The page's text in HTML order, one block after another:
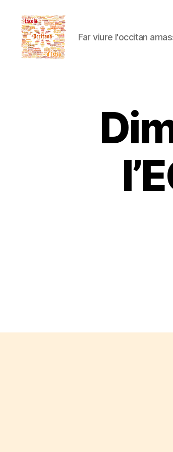
Far viure l'occitan